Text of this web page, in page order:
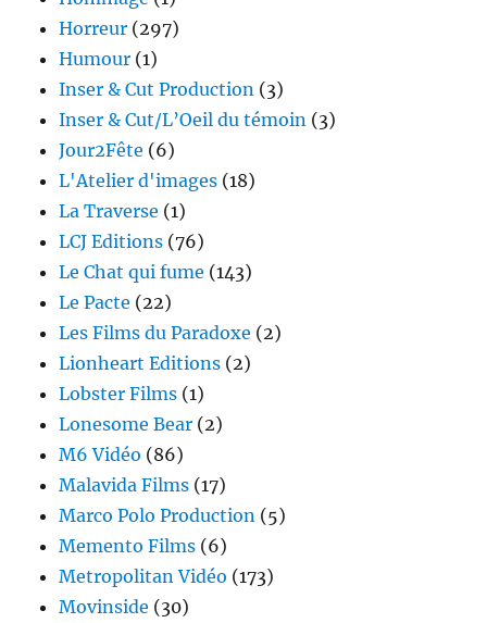
Horreur (297)
Humour (1)
Inser & Cut Production (3)
Inser & Cut/L’Oeil du témoin (3)
Jour2Fête (6)
L'Atelier d'images (18)
La Traverse (1)
LCJ Editions (76)
Le Chat qui fume (143)
Le Pacte (22)
Les Films du Paradoxe (2)
Lionheart Editions (2)
Lobster Films (1)
Lonesome Bear (2)
M6 Vidéo (86)
Malavida Films (17)
Marco Polo Production (5)
Memento Films (6)
Metropolitan Vidéo (173)
Movinside (30)